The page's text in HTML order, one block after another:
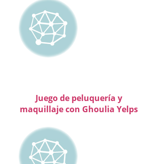
Juego de peluquería y
maquillaje con Ghoulia Yelps